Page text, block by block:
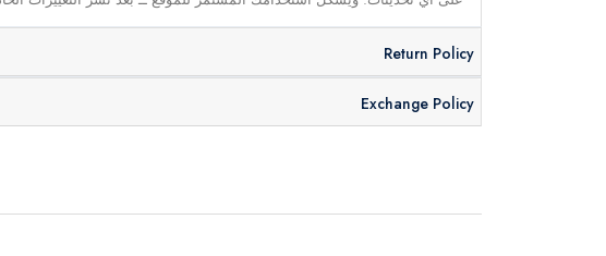
Return Policy
Exchange Policy